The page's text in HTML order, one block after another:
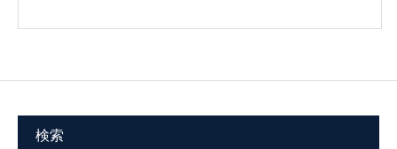
検索